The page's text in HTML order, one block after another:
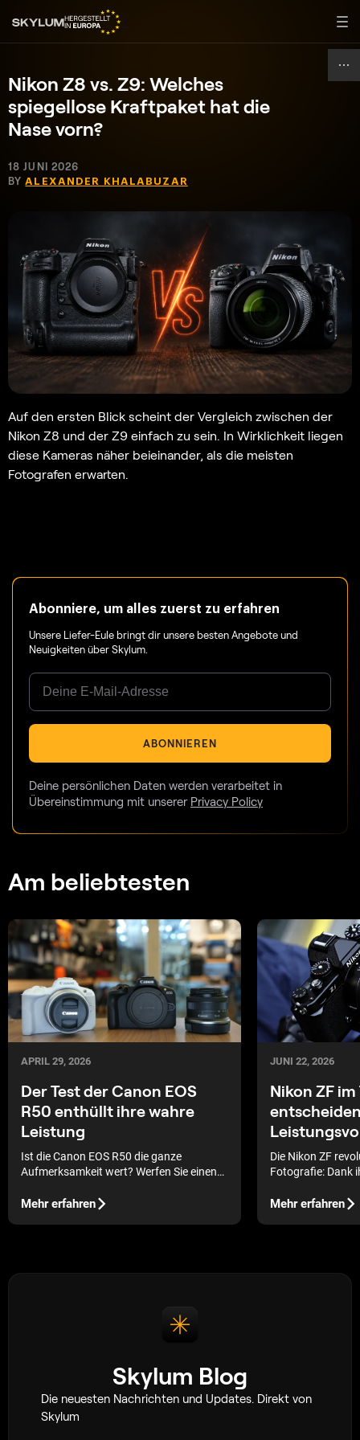
Nikon Z8 vs. Z9: Welches
spiegellose Kraftpaket hat die
Nase vorn?
18 JUNI 2026
BYALEXANDER KHALABUZAR
Auf den ersten Blick scheint der Vergleich zwischen der
Nikon Z8 und der Z9 einfach zu sein. In Wirklichkeit liegen
diese Kameras näher beieinander, als die meisten
Fotografen erwarten.
Abonniere, um alles zuerst zu erfahren
Unsere Liefer-Eule bringt dir unsere besten Angebote und
Neuigkeiten über Skylum.
ABONNIEREN
Deine persönlichen Daten werden verarbeitet in
Übereinstimmung mit unserer Privacy Policy
Am beliebtesten
APRIL 29, 2026
Der Test der Canon EOS
R50 enthüllt ihre wahre
Leistung
Ist die Canon EOS R50 die ganze
Aufmerksamkeit wert? Werfen Sie einen
Funktionen und den Preis, um
Mehr erfahren
JUNI 22, 2026
Nikon ZF im
Die Nikon ZF
Fotografie: Dank
Mehr erfahren
Skylum Blog
Die neuesten Nachrichten und Updates. Direkt von
Skylum